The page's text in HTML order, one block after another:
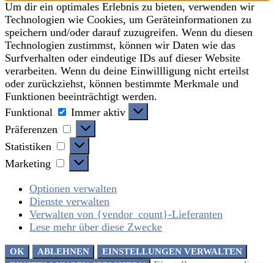
Um dir ein optimales Erlebnis zu bieten, verwenden wir
Technologien wie Cookies, um Geräteinformationen zu
speichern und/oder darauf zuzugreifen. Wenn du diesen
Technologien zustimmst, können wir Daten wie das
Surfverhalten oder eindeutige IDs auf dieser Website
verarbeiten. Wenn du deine Einwillligung nicht erteilst
oder zurückziehst, können bestimmte Merkmale und
Funktionen beeinträchtigt werden.
Funktional
Funktional
Immer aktiv
Präferenzen
Präferenzen
Statistiken
Statistiken
Marketing
Marketing
Optionen verwalten
Dienste verwalten
Verwalten von {vendor_count}-Lieferanten
Lese mehr über diese Zwecke
OK ABLEHNEN
EINSTELLUNGEN VERWALTEN